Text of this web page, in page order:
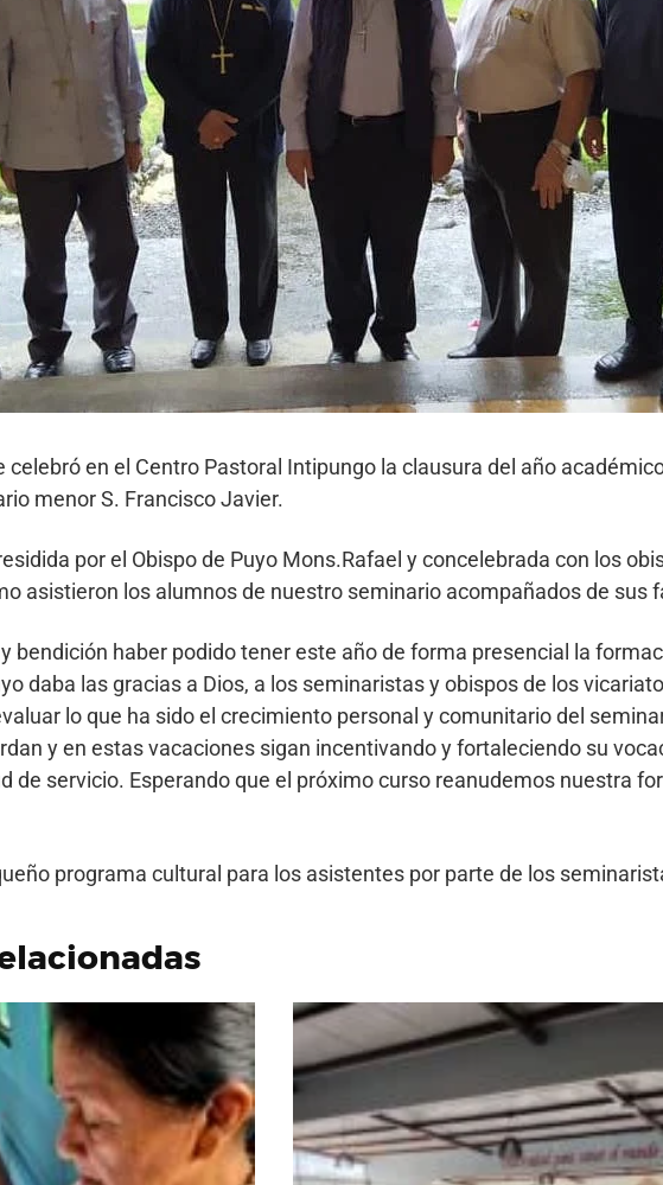
celebró en el Centro Pastoral Intipungo la clausura del año
menor S. Francisco Javier.
por el Obispo de Puyo Mons.Rafael y concelebrada con los
asistieron los alumnos de nuestro seminario acompañados de sus
bendición haber podido tener este año de forma presencial la
daba las gracias a Dios, a los seminaristas y obispos de los
lo que ha sido el crecimiento personal y comunitario del
y en estas vacaciones sigan incentivando y fortaleciendo su
de servicio. Esperando que el próximo curso reanudemos nuestra
programa cultural para los asistentes por parte de los